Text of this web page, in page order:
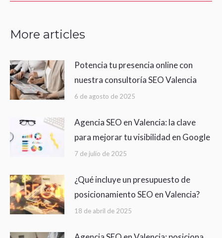
More articles
Potencia tu presencia online con
nuestra consultoría SEO Valencia
6 de agosto de 2025
Agencia SEO en Valencia: la clave
para mejorar tu visibilidad en Google
7 de julio de 2025
¿Qué incluye un presupuesto de
posicionamiento SEO en Valencia?
18 de abril de 2025